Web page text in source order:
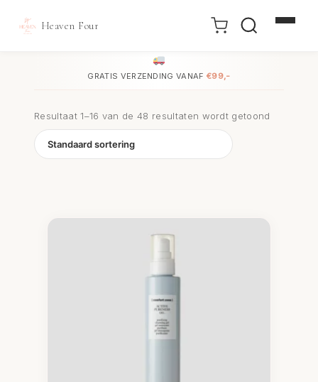
Heaven Four
GRATIS VERZENDING VANAF€99,-
Resultaat 1–16 van de 48 resultaten wordt getoond